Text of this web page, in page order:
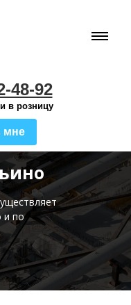
48-92
в розницу
мне
и по